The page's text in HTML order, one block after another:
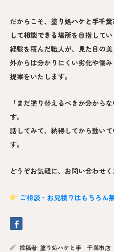
だからこそ、 塗り処ハケと手千葉
して相談できる場所を目指してい
経験を積んだ職人が、見た目の美
外からは分かりにくい劣化や傷
提案をいたします。
「まだ塗り替えるべきか分から
す。
話してみて、納得してから動い
す。
どうぞお気軽に、お問い合わせ
ご相談・お見積りはもちろん
投稿者: 塗り処ハケと手 千葉市店